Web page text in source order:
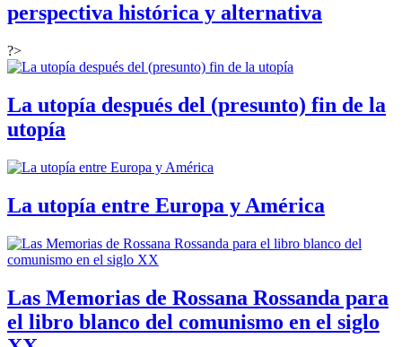
perspectiva histórica y alternativa
?>
La utopía después del (presunto) fin de la
utopía
La utopía entre Europa y América
Las Memorias de Rossana Rossanda para
el libro blanco del comunismo en el siglo